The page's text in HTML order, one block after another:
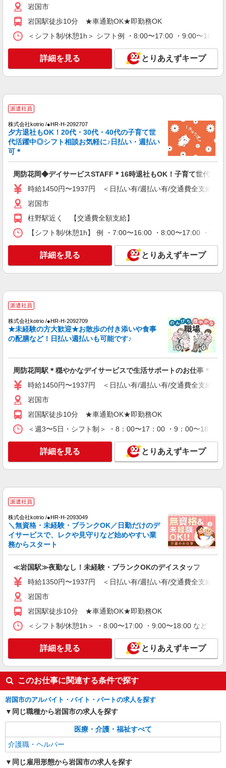
岩国市
株式会社kotrio /●HR-H-2092709
岩国市
詳細を見る
派遣社員
株式会社kotrio /●HR-H-2093049
時給1350円〜1937円 ＜日払い有/週払い有/交
通費全支給(ガソリン代含む)＞
キープ 詳細を見る
格・未経験歓迎
時給1450円〜1937円 ＜日払い有/週払い有/交
通費全支給(ガソリン代含む)＞
キープ 詳細を見る
派遣社員
株式会社kotrio /●HR-H-2092699
デイスタッフ
時給1450円〜1937円 ＜日払い有/週払い有/交
通費全支給(ガソリン代含む)＞
岩国市｜最寄り駅≪南岩国≫
キープ 詳細を見る
株式会社kotrio /●HR-H-2092701
≪下松駅≫日勤のみ＆残業ナシ！お迎えに間に
合うデイサービス
時給1450円〜1937円 ＜日払い有/週払い有/交
通費全支給(ガソリン代含む)＞
派遣社員
株式会社kotrio /●HR-H-1880298
「支払い日に間に合ったぜ！」日払いOK＊障
がい者支援STAFF
時給1450円〜1937円 ＜日払い有/週払い有/交
通費全支給(ガソリン代含む)＞
岩国市
キープ
株式会社kotrio /●HR-H-2092706
生野屋*デイでの生活補助☆新たなスキルを身
につけて長く働く♪
岩国市
岩国駅徒歩10分 ★車通勤OK★即勤務OK
＜シフト制/休憩1h＞ シフト例 ・8:00〜17:00 ・9:00〜
詳細を見る とりあえずキープ
派遣社員
株式会社kotrio /●HR-H-2092707
夕方退社もOK！20代・30代・40代の子育て世
代活躍中◎シフト相談お気軽に♪日払い・週払い
可＊
周防花岡◆デイサービスSTAFF＊16時退社もOK！子育て世代活躍
時給1450円〜1937円 ＜日払い有/週払い有/交通費全支給(ガ
岩国市
柱野駅近く 【交通費全額支給】
【シフト制/休憩1h】 例 ・7:00〜16:00 ・8:00〜17:00 ・
詳細を見る とりあえずキープ
派遣社員
株式会社kotrio /●HR-H-2092709
★未経験の方大歓迎★お散歩の付き添いや食事
の配膳など！日払い週払いも可能です♪
周防花岡駅＊穏やかなデイサービスで生活サポートのお仕事＊
時給1450円〜1937円 ＜日払い有/週払い有/交通費全支給(ガ
岩国市
岩国駅徒歩10分 ★車通勤OK★即勤務OK
＜週3〜5日・シフト制＞ ・8：00〜17：00 ・9：00〜18：
詳細を見る とりあえずキープ
派遣社員
株式会社kotrio /●HR-H-2093049
＼無資格・未経験・ブランクOK／日勤だけのデ
イサービスで、レクや見守りなど始めやすい業
務からスタート
≪岩国駅≫夜勤なし！未経験・ブランクOKのデイスタッフ
時給1350円〜1937円 ＜日払い有/週払い有/交通費全支給(ガ
岩国市
岩国駅徒歩10分 ★車通勤OK★即勤務OK
＜シフト制/休憩1h＞ ・8:00〜17:00 ・9:00〜18:00 など ※
詳細を見る とりあえずキープ
このお仕事に関連する条件で探す
岩国市のアルバイト・バイト・パートの求人を探す
同じ職種から岩国市の求人を探す
医療・介護・福祉すべて
介護職・ヘルパー
同じ雇用形態から岩国市の求人を探す